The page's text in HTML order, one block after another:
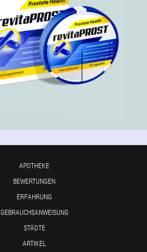
APOTHEKE
BEWERTUNGEN
ERFAHRUNG
GEBRAUCHSANWEISUNG
STÄDTE
ARTIKEL